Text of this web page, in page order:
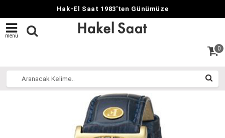
Hak-El Saat 1983'ten Günümüze
menü
0